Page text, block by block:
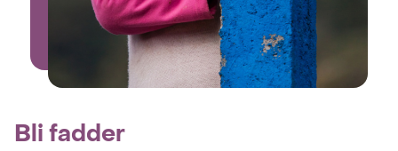
Bli fadder